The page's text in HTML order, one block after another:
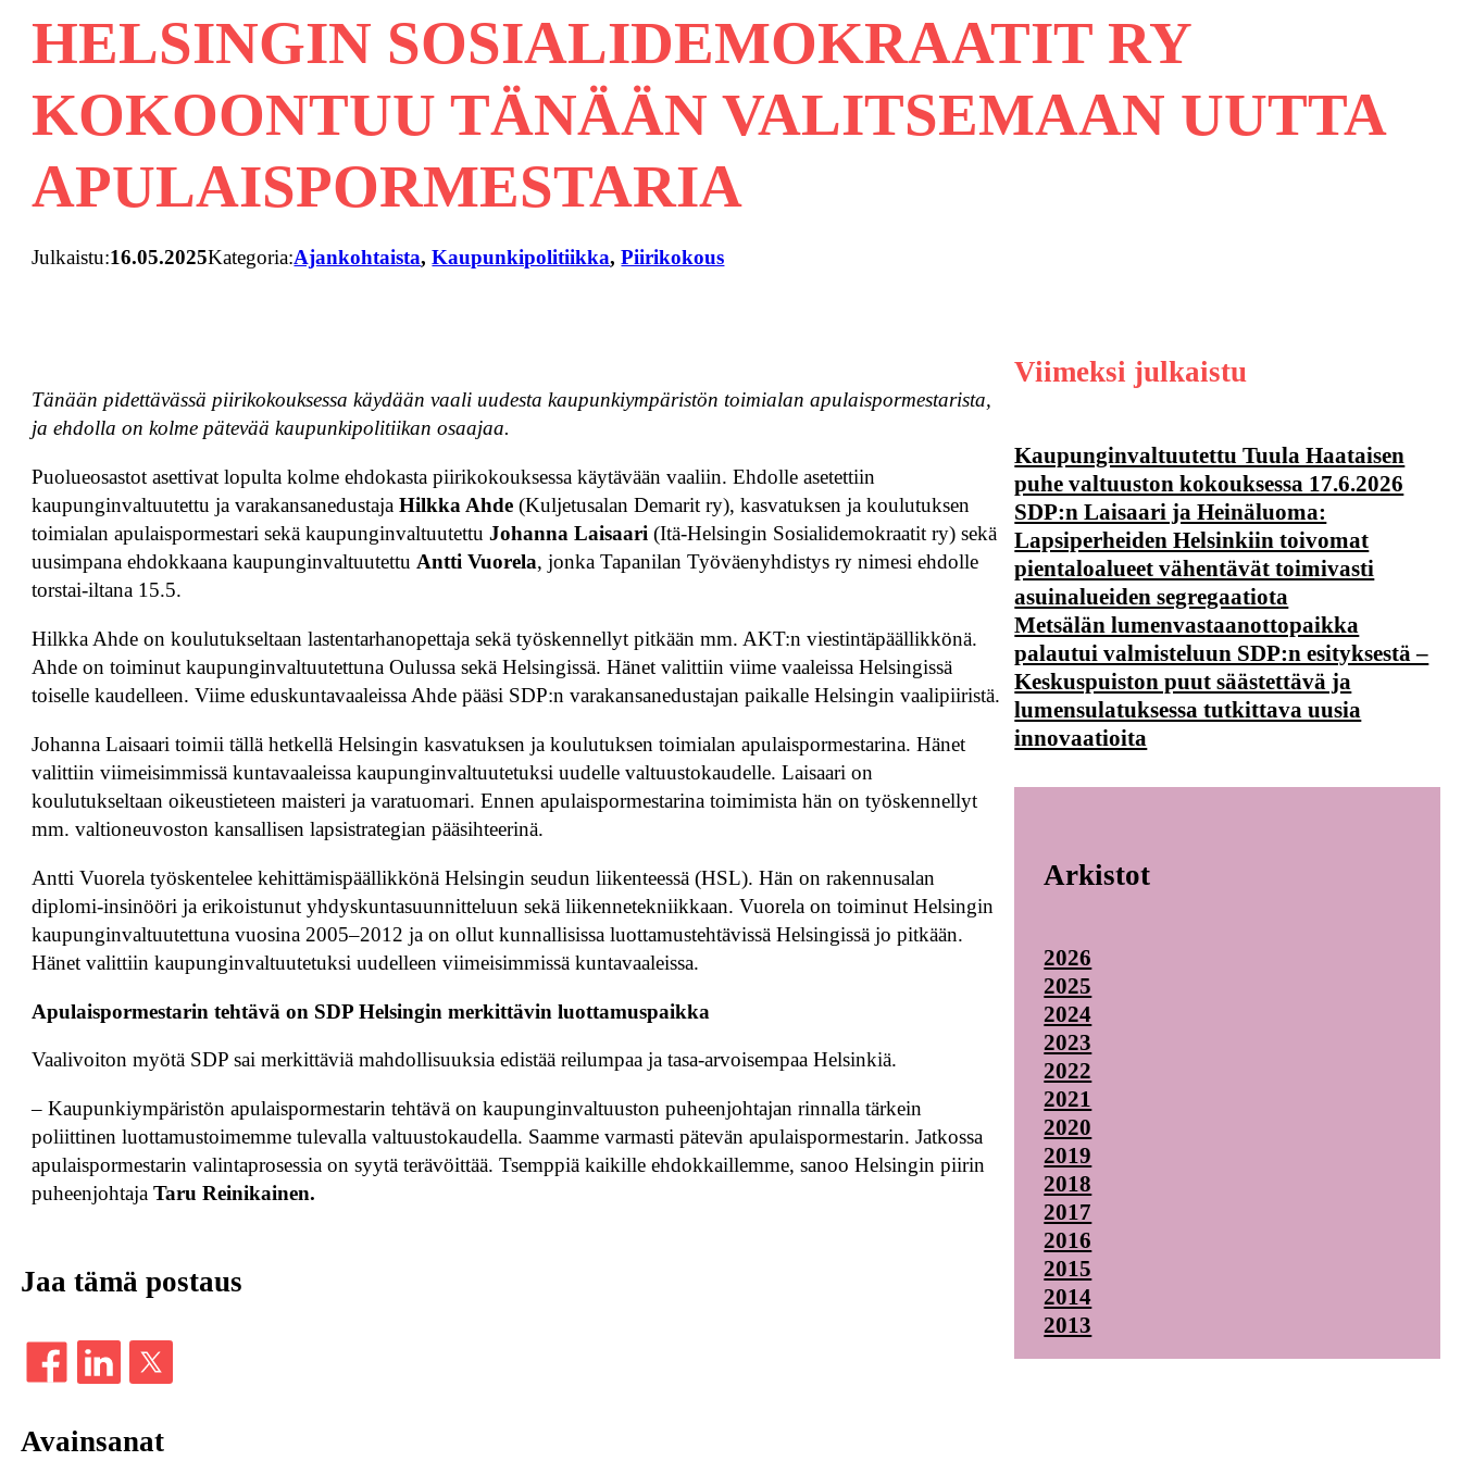
HELSINGIN SOSIALIDEMOKRAATIT RY
KOKOONTUU TÄNÄÄN VALITSEMAAN UUTTA
APULAISPORMESTARIA
Julkaistu:16.05.2025Kategoria:Ajankohtaista, Kaupunkipolitiikka, Piirikokous
Tänään pidettävässä piirikokouksessa käydään vaali uudesta kaupunkiympäristön toimialan apulaispormestarista,
ja ehdolla on kolme pätevää kaupunkipolitiikan osaajaa.
Puolueosastot asettivat lopulta kolme ehdokasta piirikokouksessa käytävään vaaliin. Ehdolle asetettiin
kaupunginvaltuutettu ja varakansanedustajaHilkka Ahde (Kuljetusalan Demarit ry), kasvatuksen ja koulutuksen
toimialan apulaispormestari sekä kaupunginvaltuutettuJohanna Laisaari (Itä-Helsingin Sosialidemokraatit ry) sekä
uusimpana ehdokkaana kaupunginvaltuutettu Antti Vuorela, jonka Tapanilan Työväenyhdistys ry nimesi ehdolle
torstai-iltana 15.5.
Hilkka Ahde on koulutukseltaan lastentarhanopettaja sekä työskennellyt pitkään mm. AKT:n viestintäpäällikkönä.
Ahde on toiminut kaupunginvaltuutettuna Oulussa sekä Helsingissä. Hänet valittiin viime vaaleissa Helsingissä
toiselle kaudelleen. Viime eduskuntavaaleissa Ahde pääsi SDP:n varakansanedustajan paikalle Helsingin vaalipiiristä.
Johanna Laisaari toimii tällä hetkellä Helsingin kasvatuksen ja koulutuksen toimialan apulaispormestarina. Hänet
valittiin viimeisimmissä kuntavaaleissa kaupunginvaltuutetuksi uudelle valtuustokaudelle. Laisaari on
koulutukseltaan oikeustieteen maisteri ja varatuomari. Ennen apulaispormestarina toimimista hän on työskennellyt
mm. valtioneuvoston kansallisen lapsistrategian pääsihteerinä.
Antti Vuorela työskentelee kehittämispäällikkönä Helsingin seudun liikenteessä (HSL). Hän on rakennusalan
diplomi-insinööri ja erikoistunut yhdyskuntasuunnitteluun sekä liikennetekniikkaan. Vuorela on toiminut Helsingin
kaupunginvaltuutettuna vuosina 2005–2012 ja on ollut kunnallisissa luottamustehtävissä Helsingissä jo pitkään.
Hänet valittiin kaupunginvaltuutetuksi uudelleen viimeisimmissä kuntavaaleissa.
Apulaispormestarin tehtävä on SDP Helsingin merkittävin luottamuspaikka
Vaalivoiton myötä SDP sai merkittäviä mahdollisuuksia edistää reilumpaa ja tasa-arvoisempaa Helsinkiä.
– Kaupunkiympäristön apulaispormestarin tehtävä on kaupunginvaltuuston puheenjohtajan rinnalla tärkein
poliittinen luottamustoimemme tulevalla valtuustokaudella. Saamme varmasti pätevän apulaispormestarin. Jatkossa
apulaispormestarin valintaprosessia on syytä terävöittää. Tsemppiä kaikille ehdokkaillemme, sanoo Helsingin piirin
puheenjohtaja Taru Reinikainen.
Jaa tämä postaus
Avainsanat
Viimeksi julkaistu
Kaupunginvaltuutettu Tuula Haataisen
puhe valtuuston kokouksessa 17.6.2026
SDP:n Laisaari ja Heinäluoma:
Lapsiperheiden Helsinkiin toivomat
pientaloalueet vähentävät toimivasti
asuinalueiden segregaatiota
Metsälän lumenvastaanottopaikka
palautui valmisteluun SDP:n esityksestä –
Keskuspuiston puut säästettävä ja
lumensulatuksessa tutkittava uusia
innovaatioita
Arkistot
2026
2025
2024
2023
2022
2021
2020
2019
2018
2017
2016
2015
2014
2013